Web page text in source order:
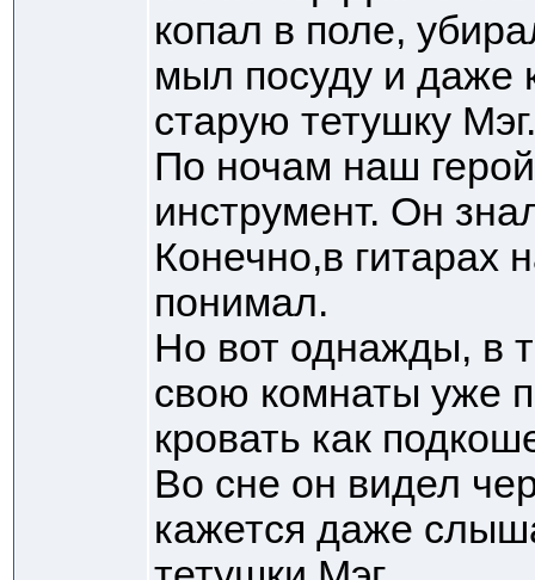
копал в поле,
мыл посуду и даже
старую тетушку Мэг.
По ночам наш
инструмент. Он
Конечно,в гитарах
понимал.
Но вот однажды, в
свою комнаты уже
кровать как
Во сне он видел
кажется даже